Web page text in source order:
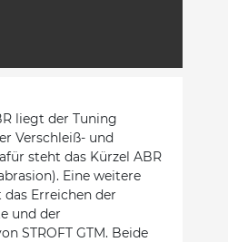
liegt der Tuning
Verschleiß- und
steht das Kürzel ABR
Eine weitere
Erreichen der
und der
STROFT GTM. Beide